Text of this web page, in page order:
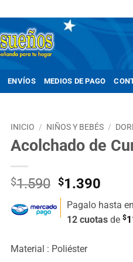
ENVÍOS MEDIOS DE PAGO
INICIO / NIÑOS Y BEBÉS /
Acolchado de
$1.590 El
precio
original
era:
$1.390
actual
es:
Pagalo hasta en
12 cuotas de $
Material : Poliéster